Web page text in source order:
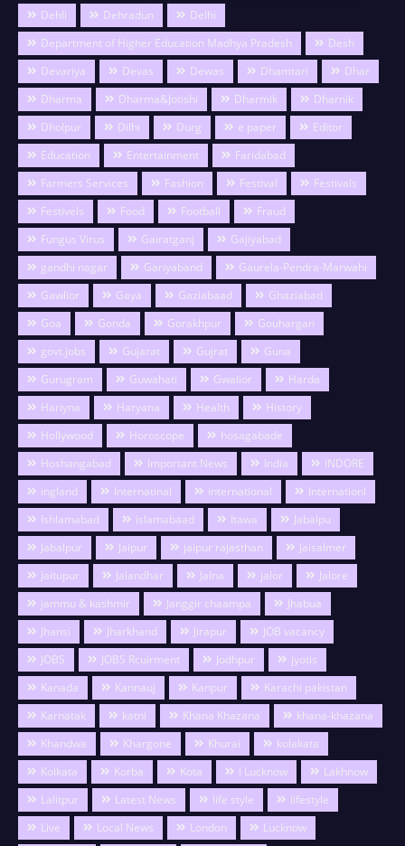
Dehli
Dehradun
Delhi
Department of Higher Education Madhya Pradesh
Desh
Devariya
Devas Dewas Dhamtari
Dhar
Dharma
Dharma&Jotishi Dharmik
Dharnik
Dholpur
Dilhi Durg e paper
Editor
Education
Entertainment
Faridabad
Farmers Services
Fashion Festival
Festivals
Festivels
Food Football
Fraud
Fungus Virus
Gairatganj
Gajiyabad
gandhi nagar
Gariyaband
Gaurela-Pendra-Marwahi
Gawlior
Gaya Gaziabaad
Ghaziabad
Goa
Gonda Gorakhpur
Gouhargan
govt.jobs
Gujarat Gujrat
Guna
Gurugram
Guwahati Gwalior
Harda
Hariyna
Haryana Health
History
Hollywood
Horoscope
hosagabade
Hoshangabad
Important News India
INDORE
ingland
Internatinal international
Internationl
Ishlamabad
islamabaad Itawa
Jabalpu
Jabalpur
Jaipur jaipur rajasthan
Jaisalmer
Jaitupur
Jalandhar Jalna jalor
Jalore
jammu & kashmir
Janggir chaampa
Jhabua
Jhansi
Jharkhand Jirapur
JOB vacancy
JOBS
JOBS Rcuirment Jodhpur
jyotis
Kanada
Kannauj Kanpur
Karachi pakistan
Karnatak
katni Khana Khazana
khana-khazana
Khandwa
Khargone Khurai
kolakata
Kolkata
Korba Kota l Lucknow
Lakhnow
Lalitpur
Latest News life style
lifestyle
Live
Local News London
Lucknow